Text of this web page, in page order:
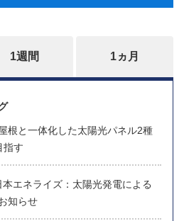
1週間 1ヵ月
根と一体化した太陽光パネル2種
指す
本エネライズ：太陽光発電による
知らせ